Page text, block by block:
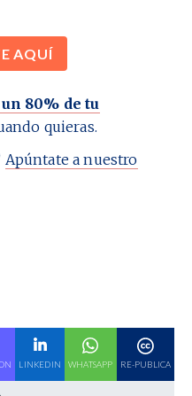
AQUÍ
80% de tu
quieras.
Apúntate a nuestro
LINKEDIN WHATSAPP RE-PUBLICA